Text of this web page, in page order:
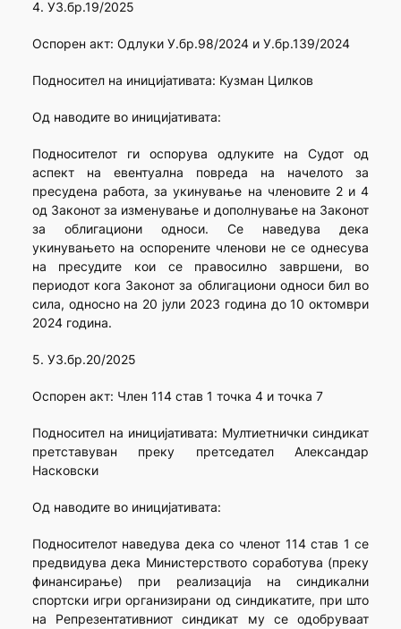
4. УЗ.бр.19/2025
Оспорен акт: Одлуки У.бр.98/2024 и У.бр.139/2024
Подносител на иницијативата: Кузман Цилков
Од наводите во иницијативата:
Подносителот ги оспорува одлуките на Судот од
аспект на евентуална повреда на начелото за
пресудена работа, за укинување на членовите 2 и 4
од Законот за изменување и дополнување на Законот
за облигациони односи. Се наведува дека
укинувањето на оспорените членови не се однесува
на пресудите кои се правосилно завршени, во
периодот кога Законот за облигациони односи бил во
сила, односно на 20 јули 2023 година до 10 октомври
2024 година.
5. УЗ.бр.20/2025
Оспорен акт: Член 114 став 1 точка 4 и точка 7
Подносител на иницијативата: Мултиетнички синдикат
претставуван преку претседател Александар
Насковски
Од наводите во иницијативата:
Подносителот наведува дека со членот 114 став 1 се
предвидува дека Министерството соработува (преку
финансирање) при реализација на синдикални
спортски игри организирани од синдикатите, при што
на Репрезентативниот синдикат му се одобруваат